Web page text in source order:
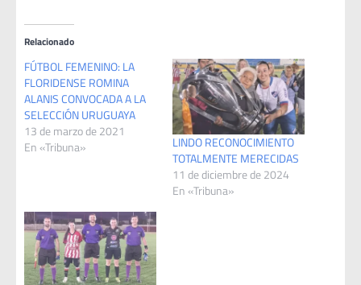
Relacionado
FÚTBOL FEMENINO: LA
FLORIDENSE ROMINA
ALANIS CONVOCADA A LA
SELECCIÓN URUGUAYA
13 de marzo de 2021
En «Tribuna»
LINDO RECONOCIMIENTO
TOTALMENTE MERECIDAS
11 de diciembre de 2024
En «Tribuna»